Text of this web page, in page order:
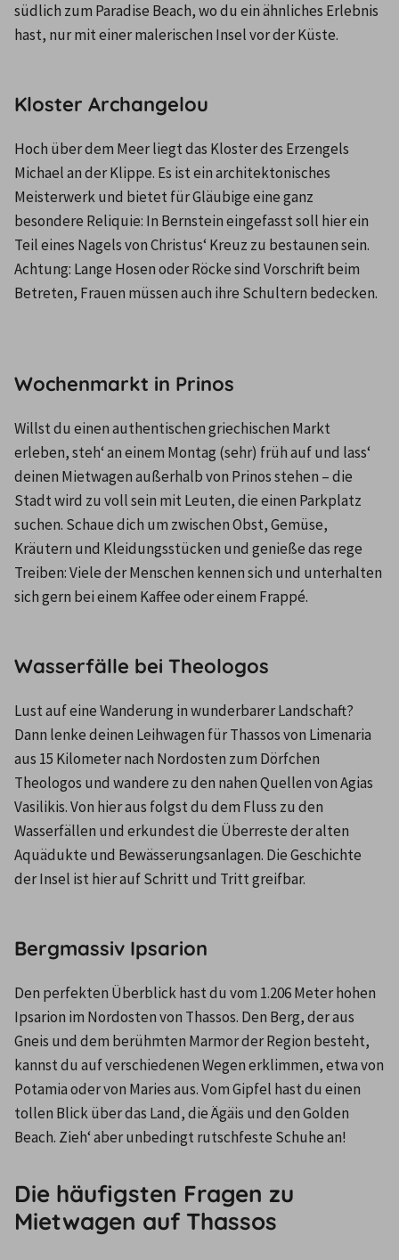
südlich zum Paradise Beach, wo du ein ähnliches Erlebnis
hast, nur mit einer malerischen Insel vor der Küste.
Kloster Archangelou
Hoch über dem Meer liegt das Kloster des Erzengels
Michael an der Klippe. Es ist ein architektonisches
Meisterwerk und bietet für Gläubige eine ganz
besondere Reliquie: In Bernstein eingefasst soll hier ein
Teil eines Nagels von Christus‘ Kreuz zu bestaunen sein.
Achtung: Lange Hosen oder Röcke sind Vorschrift beim
Betreten, Frauen müssen auch ihre Schultern bedecken.
Wochenmarkt in Prinos
Willst du einen authentischen griechischen Markt
erleben, steh‘ an einem Montag (sehr) früh auf und lass‘
deinen Mietwagen außerhalb von Prinos stehen – die
Stadt wird zu voll sein mit Leuten, die einen Parkplatz
suchen. Schaue dich um zwischen Obst, Gemüse,
Kräutern und Kleidungsstücken und genieße das rege
Treiben: Viele der Menschen kennen sich und unterhalten
sich gern bei einem Kaffee oder einem Frappé.
Wasserfälle bei Theologos
Lust auf eine Wanderung in wunderbarer Landschaft?
Dann lenke deinen Leihwagen für Thassos von Limenaria
aus 15 Kilometer nach Nordosten zum Dörfchen
Theologos und wandere zu den nahen Quellen von Agias
Vasilikis. Von hier aus folgst du dem Fluss zu den
Wasserfällen und erkundest die Überreste der alten
Aquädukte und Bewässerungsanlagen. Die Geschichte
der Insel ist hier auf Schritt und Tritt greifbar.
Bergmassiv Ipsarion
Den perfekten Überblick hast du vom 1.206 Meter hohen
Ipsarion im Nordosten von Thassos. Den Berg, der aus
Gneis und dem berühmten Marmor der Region besteht,
kannst du auf verschiedenen Wegen erklimmen, etwa von
Potamia oder von Maries aus. Vom Gipfel hast du einen
tollen Blick über das Land, die Ägäis und den Golden
Beach. Zieh‘ aber unbedingt rutschfeste Schuhe an!
Die häufigsten Fragen zu
Mietwagen auf Thassos